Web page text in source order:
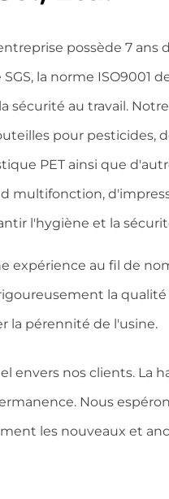
possède 7 ans
la norme ISO9001
sécurité au travail.
pour pesticides,
PET ainsi que
multifonction,
l'hygiène et la
expérience au fil de
la
la pérennité de l'usine.
envers nos clients. La
Nous
les nouveaux et